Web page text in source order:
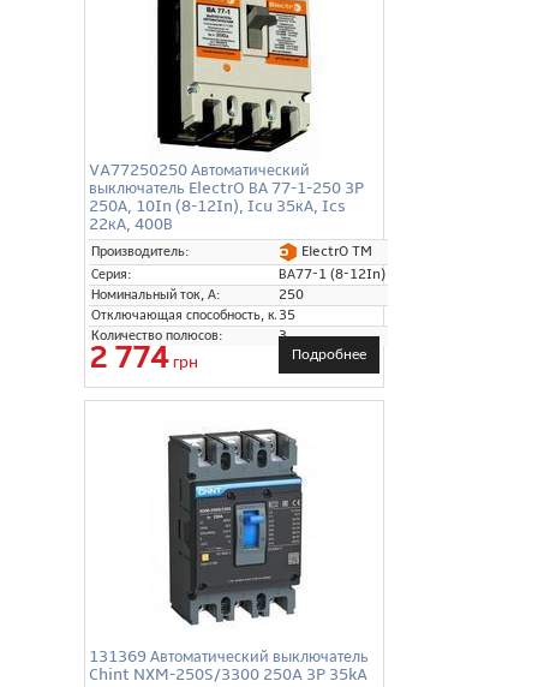
VA77250250 Автоматический
выключатель ElectrO ВА 77-1-250 3P
250А, 10In (8-12In), Icu 35кА, Ics
22кА, 400В
Производитель:
ElectrO TM
Серия:
ВА77-1 (8-12In)
Номинальный ток, А:
250
Отключающая способность, кА:35
Количество полюсов:
3
2 774грн Подробнее
131369 Автоматический выключатель
Chint NXM-250S/3300 250A 3P 35kA